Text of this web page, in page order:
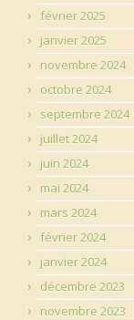
février 2025
janvier 2025
novembre 2024
octobre 2024
septembre 2024
juillet 2024
juin 2024
mai 2024
mars 2024
février 2024
janvier 2024
décembre 2023
novembre 2023